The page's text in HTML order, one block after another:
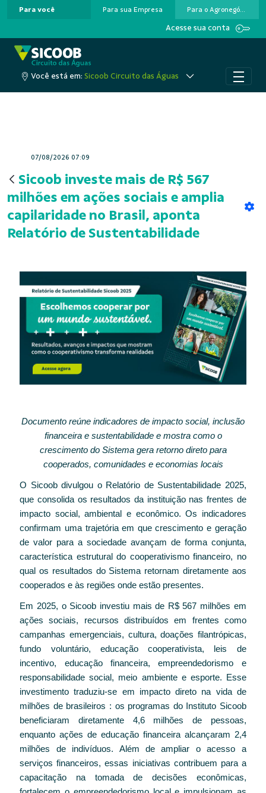
Pular para o Conteúdo principal
Para você Para sua Empresa Para o Agronegócio
Acesse sua conta
Você está em: Sicoob Circuito das Águas
Sicoob investe mais de R$ 567
milhões em ações sociais e amplia
capilaridade no Brasil, aponta
Relatório de Sustentabilidade
07/08/2026 07:09
Documento reúne indicadores de impacto social, inclusão
financeira e sustentabilidade e mostra como o
crescimento do Sistema gera retorno direto para
cooperados, comunidades e economias locais
O Sicoob divulgou o Relatório de Sustentabilidade 2025,
que consolida os resultados da instituição nas frentes de
impacto social, ambiental e econômico. Os indicadores
confirmam uma trajetória em que crescimento e geração
de valor para a sociedade avançam de forma conjunta,
característica estrutural do cooperativismo financeiro, no
qual os resultados do Sistema retornam diretamente aos
cooperados e às regiões onde estão presentes.
Em 2025, o Sicoob investiu mais de R$ 567 milhões em
ações sociais, recursos distribuídos em frentes como
campanhas emergenciais, cultura, doações filantrópicas,
fundo voluntário, educação cooperativista, leis de
incentivo, educação financeira, empreendedorismo e
responsabilidade social, meio ambiente e esporte. Esse
investimento traduziu-se em impacto direto na vida de
milhões de brasileiros : os programas do Instituto Sicoob
beneficiaram diretamente 4,6 milhões de pessoas,
enquanto ações de educação financeira alcançaram 2,4
milhões de indivíduos. Além de ampliar o acesso a
serviços financeiros, essas iniciativas contribuem para a
capacitação na tomada de decisões econômicas,